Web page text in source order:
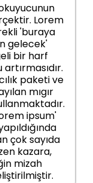
Lorem
'buraya
gelecek'
bir harf
paketi ve
mıgır
ipsum'
çok sayıda
kazara,
mizah